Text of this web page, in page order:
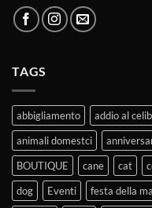
TAGS
abbigliamento addio al
animali domestci
BOUTIQUE
cane cat
dog
Eventi festa della